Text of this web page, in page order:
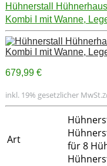
Hühnerstall
Kombi I mit Wanne,
679,99 €
inkl. 19% gesetzlicher MwSt.
Art
für 8